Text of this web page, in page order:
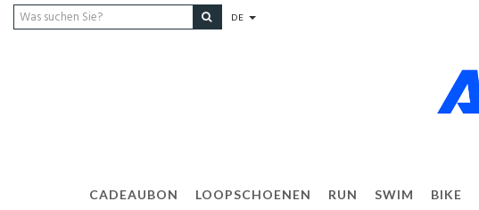
DE
CADEAUBON LOOPSCHOENEN RUN SWIM BIKE